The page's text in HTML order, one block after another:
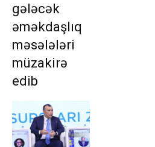
gələcək
əməkdaşlıq
məsələləri
müzakirə
edib